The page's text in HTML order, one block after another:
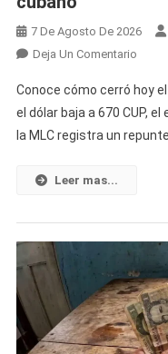
7 De Agosto De 2026
Deja Un ComentarioEn
El
Dólar
,
Igual
La
MLC
A
Conoce cómo cerró hoy
el dólar baja a 670 CUP,
la MLC registra un
Leer mas...